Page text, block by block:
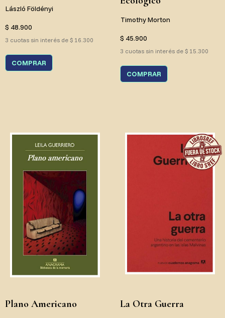
László Földényi
$ 48.900
3 cuotas sin interés de $ 16.300
COMPRAR
Timothy Morton
$ 45.900
3 cuotas sin interés de $ 15.300
COMPRAR
Plano Americano La Otra Guerra